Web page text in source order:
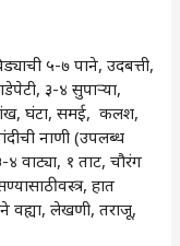
५-७ पाने, उदबत्ती,
३-४ सुपाऱ्या,
शंख, घंटा, समई, कलश,
नाणी (उपलब्ध
वाट्या, १ ताट, चौरंग
वस्त्र, हात
वह्या, लेखणी, तराजू,